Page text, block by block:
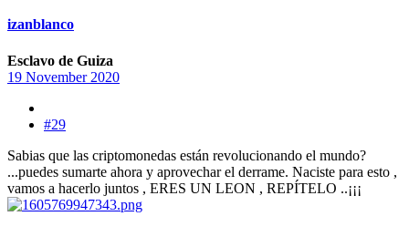
izanblanco
Esclavo de Guiza
19 November 2020
#29
Sabias que las criptomonedas están revolucionando el mundo?
...puedes sumarte ahora y aprovechar el derrame. Naciste para esto ,
vamos a hacerlo juntos , ERES UN LEON , REPÍTELO ..¡¡¡